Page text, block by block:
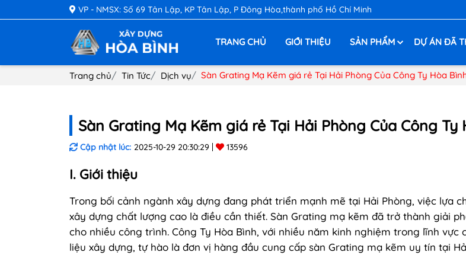
VP - NMSX: Số 69 Tân Lập, KP Tân Lập, P Đông Hòa,thành phố Hồ Chí Minh
TRANG CHỦ GIỚI THIỆU SẢN PHẨM DỰ ÁN ĐÃ
Trang chủ Tin Tức Dịch vụ Sàn Grating Mạ Kẽm giá rẻ Tại Hải Phòng Của Công Ty Hòa
Sàn Grating Mạ Kẽm giá rẻ Tại Hải Phòng Của Công Ty
Cập nhật lúc: 2025-10-29 20:30:29 13596
I. Giới thiệu
Trong bối cảnh ngành xây dựng đang phát triển mạnh mẽ tại Hải Phòng, việc lựa
xây dựng chất lượng cao là điều cần thiết. Sàn Grating mạ kẽm đã trở thành giải
cho nhiều công trình. Công Ty Hòa Bình, với nhiều năm kinh nghiệm trong lĩnh vực
liệu xây dựng, tự hào là đơn vị hàng đầu cung cấp sàn Grating mạ kẽm uy tín tại